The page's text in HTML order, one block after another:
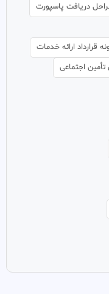
دریافت پاسپورت
قرارداد ارائه خدمات
تأمین اجتماعی